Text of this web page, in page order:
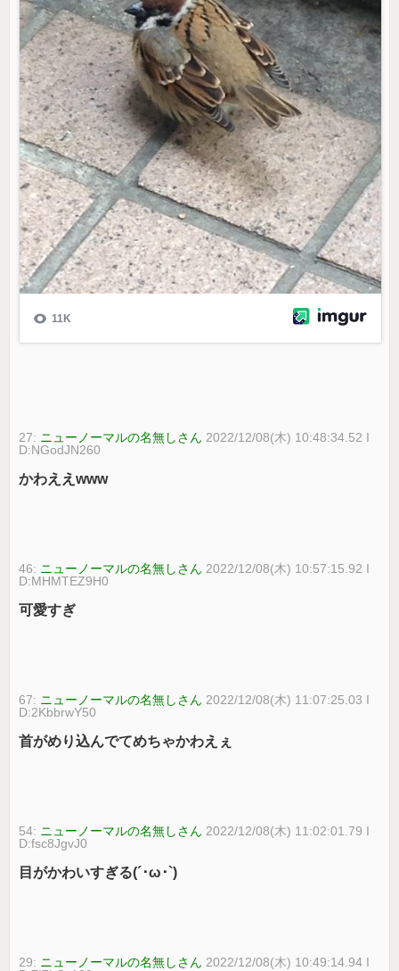
27: ニューノーマルの名無しさん 2022/12/08(木) 10:48:34.52 I
D:NGodJN260
かわええwww
46: ニューノーマルの名無しさん 2022/12/08(木) 10:57:15.92 I
D:MHMTEZ9H0
可愛すぎ
67: ニューノーマルの名無しさん 2022/12/08(木) 11:07:25.03 I
D:2KbbrwY50
首がめり込んでてめちゃかわえぇ
54: ニューノーマルの名無しさん 2022/12/08(木) 11:02:01.79 I
D:fsc8JgvJ0
目がかわいすぎる(´･ω･`)
29: ニューノーマルの名無しさん 2022/12/08(木) 10:49:14.94 I